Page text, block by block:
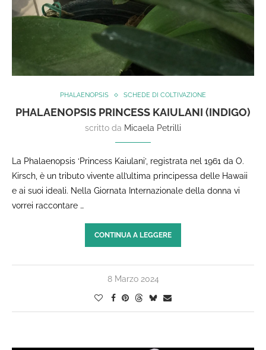
PHALAENOPSIS SCHEDE DI COLTIVAZIONE
PHALAENOPSIS PRINCESS KAIULANI (INDIGO)
scritto da Micaela Petrilli
La Phalaenopsis ‘Princess Kaiulani’, registrata nel 1961 da O.
Kirsch, è un tributo vivente all’ultima principessa delle Hawaii
e ai suoi ideali. Nella Giornata Internazionale della donna vi
vorrei raccontare …
CONTINUA A LEGGERE
8 Marzo 2024